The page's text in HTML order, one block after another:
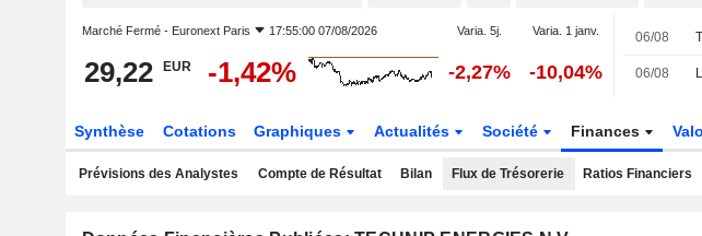
Marché Fermé - Euronext Paris 17:55:00 07/08/2026 Varia. 5j. Varia. 1 janv.
29,22 EUR -1,42% -2,27% -10,04%
06/08
06/08
Synthèse Cotations Graphiques Actualités Société Finances
Prévisions des Analystes Compte de Résultat Bilan Flux de Trésorerie Ratios Financiers